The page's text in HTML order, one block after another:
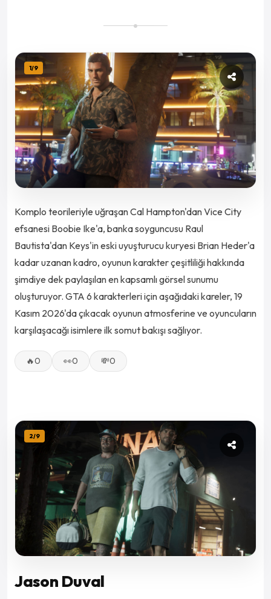
1/9
Komplo teorileriyle uğraşan Cal Hampton'dan Vice City
efsanesi Boobie Ike'a, banka soyguncusu Raul
Bautista'dan Keys'in eski uyuşturucu kuryesi Brian Heder'a
kadar uzanan kadro, oyunun karakter çeşitliliği hakkında
şimdiye dek paylaşılan en kapsamlı görsel sunumu
oluşturuyor. GTA 6 karakterleri için aşağıdaki kareler, 19
Kasım 2026'da çıkacak oyunun atmosferine ve oyuncuların
karşılaşacağı isimlere ilk somut bakışı sağlıyor.
🔥0 👀0 💸0
2/9
Jason Duval